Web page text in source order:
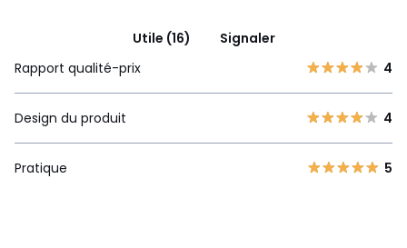
Utile (16)
Signaler
Rapport qualité-prix
4
Design du produit 4
Pratique 5